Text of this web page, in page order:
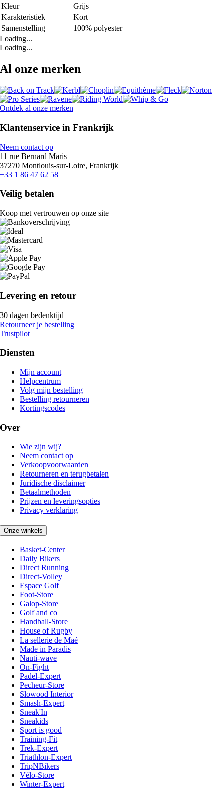
Kleur
Grijs
Karakteristiek
Kort
Samenstelling
100% polyester
Loading...
Loading...
Al onze merken
Ontdek al onze merken
Klantenservice in Frankrijk
Neem contact op
11 rue Bernard Maris
37270 Montlouis-sur-Loire, Frankrijk
+33 1 86 47 62 58
Veilig betalen
Koop met vertrouwen op onze site
Levering en retour
30 dagen bedenktijd
Retourneer je bestelling
Trustpilot
Diensten
Mijn account
Helpcentrum
Volg mijn bestelling
Bestelling retourneren
Kortingscodes
Over
Wie zijn wij?
Neem contact op
Verkoopvoorwaarden
Retourneren en terugbetalen
Juridische disclaimer
Betaalmethoden
Prijzen en leveringsopties
Privacy verklaring
Onze winkels
Basket-Center
Daily Bikers
Direct Running
Direct-Volley
Espace Golf
Foot-Store
Galop-Store
Golf and co
Handball-Store
House of Rugby
La sellerie de Maé
Made in Paradis
Nauti-wave
On-Fight
Padel-Expert
Pecheur-Store
Slowood Interior
Smash-Expert
Sneak'In
Sneakids
Sport is good
Training-Fit
Trek-Expert
Triathlon-Expert
TripNBikers
Vélo-Store
Winter-Expert